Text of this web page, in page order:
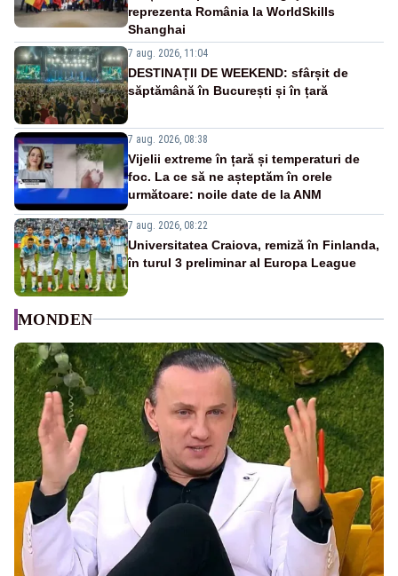
reprezenta România la WorldSkills
Shanghai
7 aug. 2026, 11:04
DESTINAȚII DE WEEKEND: sfârșit de
săptămână în București și în țară
7 aug. 2026, 08:38
Vijelii extreme în țară și temperaturi de
foc. La ce să ne așteptăm în orele
următoare: noile date de la ANM
7 aug. 2026, 08:22
Universitatea Craiova, remiză în Finlanda,
în turul 3 preliminar al Europa League
MONDEN